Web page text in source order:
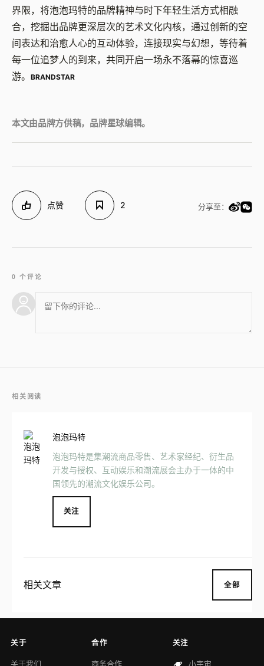
界限，将泡泡玛特的品牌精神与时下年轻生活方式相融
合，挖掘出品牌更深层次的艺术文化内核，通过创新的空
间表达和治愈人心的互动体验，连接现实与幻想，等待着
每一位追梦人的到来，共同开启一场永不落幕的惊喜巡
游。
BRANDSTAR
本文由品牌方供稿，品牌星球编辑。
点赞 2 分享至：
0 个评论
相关阅读
泡泡玛特
泡泡玛特是集潮流商品零售、艺术家经纪、衍生品
开发与授权、互动娱乐和潮流展会主办于一体的中
国领先的潮流文化娱乐公司。
关注
相关文章 全部
关于
关于我们
合作
商务合作
关注
小宇宙